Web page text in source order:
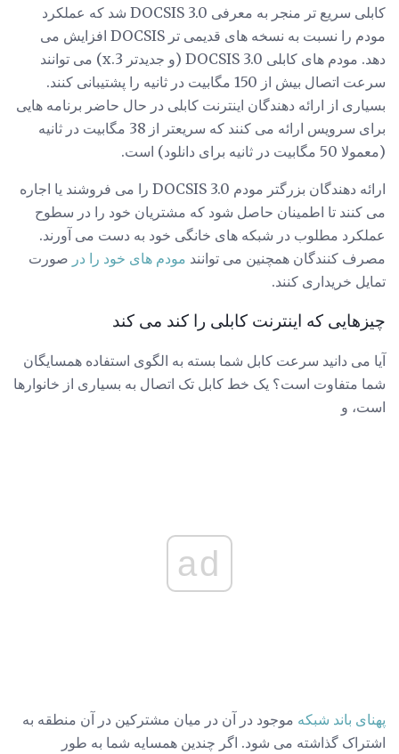
کابلی سریع تر منجر به معرفی DOCSIS 3.0 شد که عملکرد
مودم را نسبت به نسخه های قدیمی تر DOCSIS افزایش می
دهد. مودم های کابلی DOCSIS 3.0 (و جدیدتر 3.x) می توانند
سرعت اتصال بیش از 150 مگابیت در ثانیه را پشتیبانی کنند.
بسیاری از ارائه دهندگان اینترنت کابلی در حال حاضر برنامه هایی
برای سرویس ارائه می کنند که سریعتر از 38 مگابیت در ثانیه
(معمولا 50 مگابیت در ثانیه برای دانلود) است.
ارائه دهندگان بزرگتر مودم DOCSIS 3.0 را می فروشند یا اجاره
می کنند تا اطمینان حاصل شود که مشتریان خود را در سطوح
عملکرد مطلوب در شبکه های خانگی خود به دست می آورند.
مصرف کنندگان همچنین می توانند مودم های خود را در صورت
تمایل خریداری کنند.
چیزهایی که اینترنت کابلی را کند می کند
آیا می دانید سرعت کابل شما بسته به الگوی استفاده همسایگان
شما متفاوت است؟ یک خط کابل تک اتصال به بسیاری از خانوارها
است، و
ad
پهنای باند شبکه موجود در آن در میان مشترکین در آن منطقه به
اشتراک گذاشته می شود. اگر چندین همسایه شما به طور